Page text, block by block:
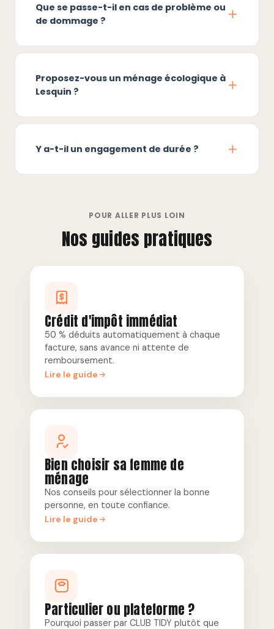
Que se passe-t-il en cas de problème ou
de dommage ?
Proposez-vous un ménage écologique à
Lesquin ?
Y a-t-il un engagement de durée ?
POUR ALLER PLUS LOIN
Nos guides pratiques
Crédit d'impôt immédiat
50 % déduits automatiquement à chaque
facture, sans avance ni attente de
remboursement.
Lire le guide
Bien choisir sa femme de
ménage
Nos conseils pour sélectionner la bonne
personne, en toute confiance.
Lire le guide
Particulier ou plateforme ?
Pourquoi passer par CLUB TIDY plutôt que